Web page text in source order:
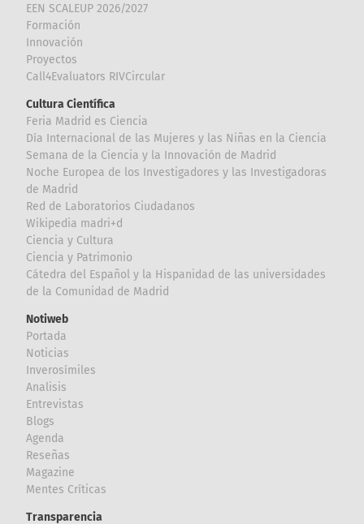
EEN SCALEUP 2026/2027
Formación
Innovación
Proyectos
Call4Evaluators RIVCircular
Cultura Científica
Feria Madrid es Ciencia
Día Internacional de las Mujeres y las Niñas en la Ciencia
Semana de la Ciencia y la Innovación de Madrid
Noche Europea de los Investigadores y las Investigadoras
de Madrid
Red de Laboratorios Ciudadanos
Wikipedia madri+d
Ciencia y Cultura
Ciencia y Patrimonio
Cátedra del Español y la Hispanidad de las universidades
de la Comunidad de Madrid
Notiweb
Portada
Noticias
Inverosímiles
Analisis
Entrevistas
Blogs
Agenda
Reseñas
Magazine
Mentes Críticas
Transparencia